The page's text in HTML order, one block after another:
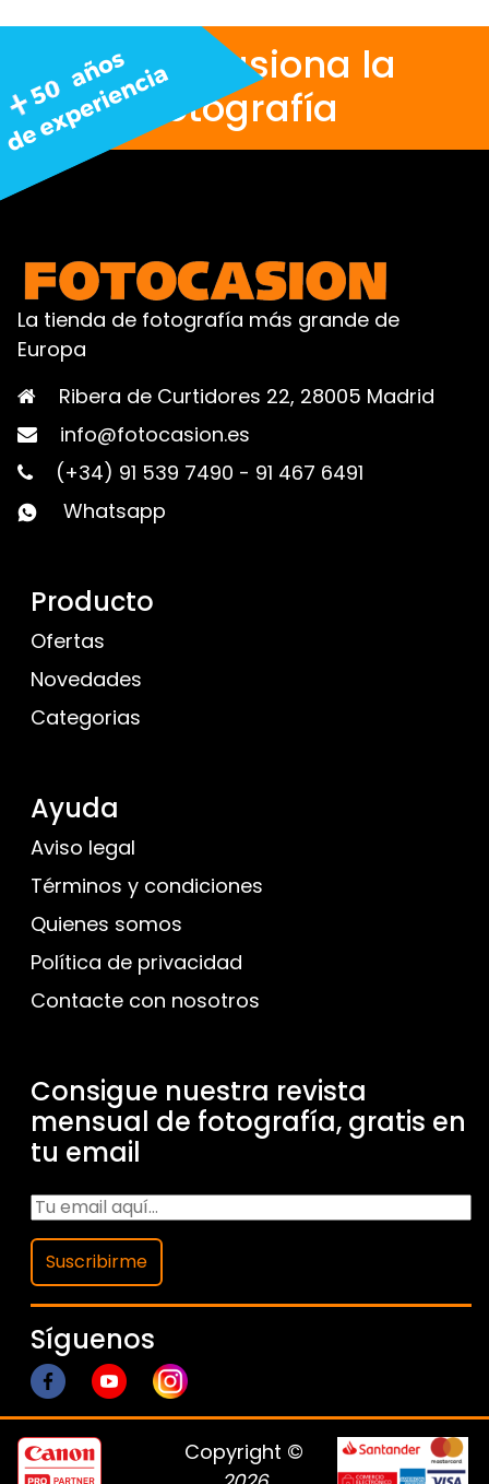
Nos apasiona la
fotografía
La tienda de fotografía más grande de
Europa
Ribera de Curtidores 22, 28005 Madrid
info@fotocasion.es
(+34) 91 539 7490 - 91 467 6491
Whatsapp
Producto
Ofertas
Novedades
Categorias
Ayuda
Aviso legal
Términos y condiciones
Quienes somos
Política de privacidad
Contacte con nosotros
Consigue nuestra revista
mensual de fotografía, gratis en
tu email
Suscribirme
Síguenos
Copyright ©